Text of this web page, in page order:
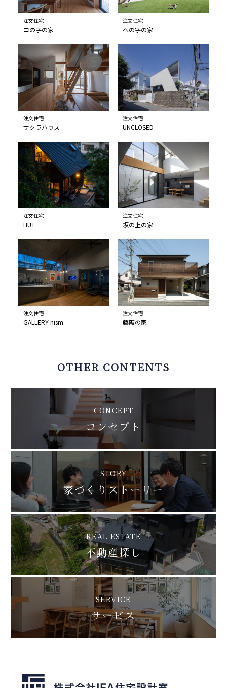
注文住宅
コの字の家
注文住宅
への字の家
注文住宅
サクラハウス
注文住宅
UNCLOSED
注文住宅
HUT
注文住宅
坂の上の家
注文住宅
GALLERY-nism
注文住宅
藤阪の家
OTHER CONTENTS
CONCEPT
コンセプト
STORY
家づくりストーリー
REAL ESTATE
不動産探し
SERVICE
サービス